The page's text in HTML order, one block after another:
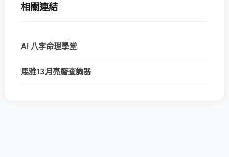
相關連結
AI 八字命理學堂
馬雅13月亮曆查詢器